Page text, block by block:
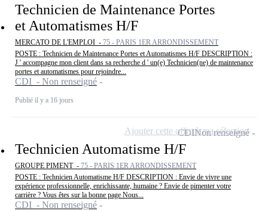
Technicien de Maintenance Portes
et Automatismes H/F
MERCATO DE L'EMPLOI - 75 - PARIS 1ER ARRONDISSEMENT
POSTE : Technicien de Maintenance Portes et Automatismes H/F DESCRIPTION :
J ' accompagne mon client dans sa recherche d ' un(e) Technicien(ne) de maintenance
portes et automatismes pour rejoindre...
CDI - Non renseigné
Publié il y a 16 jours
Technicien Automatisme H/F
GROUPE PIMENT - 75 - PARIS 1ER ARRONDISSEMENT
POSTE : Technicien Automatisme H/F DESCRIPTION : Envie de vivre une
expérience professionnelle, enrichissante, humaine ? Envie de pimenter votre
carrière ? Vous êtes sur la bonne page Nous...
CDI - Non renseigné
CDINon renseigné
Ajouter cette offre à ma sélection